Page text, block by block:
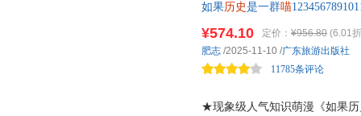
清末那段惊心动魄的时代转折
沙场血战的曾国藩、左宗棠 他
的沉浮与落幕。 ★ 全书参考《
如果历史是一群喵
★现象级人气知识萌漫《如果
¥574.10 定价： ¥956.80 (6.01
11785条评论
肥志 /2025-11-10 /广东旅游出版社